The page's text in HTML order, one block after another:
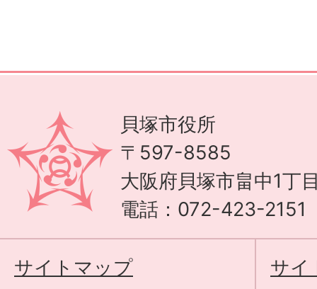
貝塚市役所
〒597-8585
大阪府貝塚市畠中1丁
電話：072-423-2151
サイトマップ サイ